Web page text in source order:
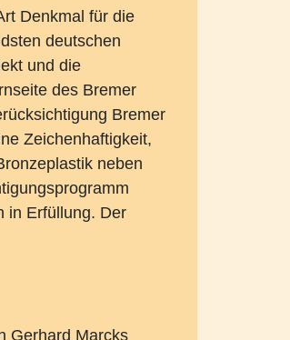
Denkmal für die
deutschen
und die
des Bremer
Bremer
Zeichenhaftigkeit,
neben
in Erfüllung. Der
Gerhard Marcks